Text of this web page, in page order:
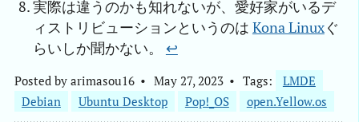
実際は違うのかも知れないが、愛好家がいるデ
ィストリビューションというのは Kona Linuxぐ
らいしか聞かない。 ↩︎
Posted by arimasou16 May 27, 2023 Tags:
LMDE
Debian
Ubuntu Desktop Pop!_OS open.Yellow.os